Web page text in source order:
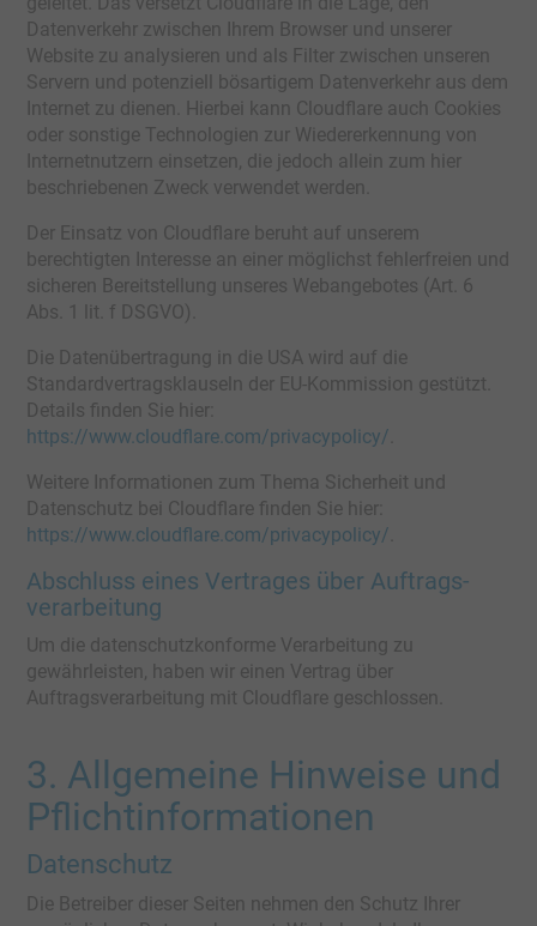
Datenverkehr zwischen Ihrem Browser und unserer
Website zu analysieren und als Filter zwischen unseren
Servern und potenziell bösartigem Datenverkehr aus dem
Internet zu dienen. Hierbei kann Cloudflare auch Cookies
oder sonstige Technologien zur Wiedererkennung von
Internetnutzern einsetzen, die jedoch allein zum hier
beschriebenen Zweck verwendet werden.
Der Einsatz von Cloudflare beruht auf unserem
berechtigten Interesse an einer möglichst fehlerfreien und
sicheren Bereitstellung unseres Webangebotes (Art. 6
Abs. 1 lit. f DSGVO).
Die Datenübertragung in die USA wird auf die
Standardvertragsklauseln der EU-Kommission gestützt.
Details finden Sie hier:
https://www.cloudflare.com/privacypolicy/
Weitere Informationen zum Thema Sicherheit und
Datenschutz bei Cloudflare finden Sie hier:
https://www.cloudflare.com/privacypolicy/
Abschluss eines Vertrages über Auftrags­
verarbeitung
Um die datenschutzkonforme Verarbeitung zu
gewährleisten, haben wir einen Vertrag über
Auftragsverarbeitung mit Cloudflare geschlossen.
3. Allgemeine Hinweise und
Pflicht­informationen
Datenschutz
Die Betreiber dieser Seiten nehmen den Schutz Ihrer